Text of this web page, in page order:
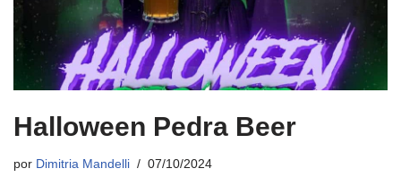
Halloween Pedra Beer
por Dimitria Mandelli 07/10/2024